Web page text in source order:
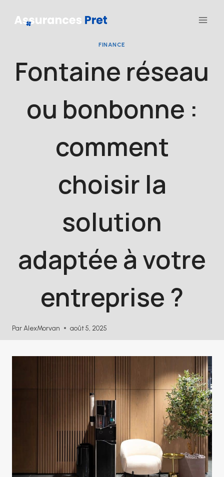
FINANCE
Fontaine réseau
ou bonbonne :
comment
choisir la
solution
adaptée à votre
entreprise ?
Par AlexMorvan août 5, 2025